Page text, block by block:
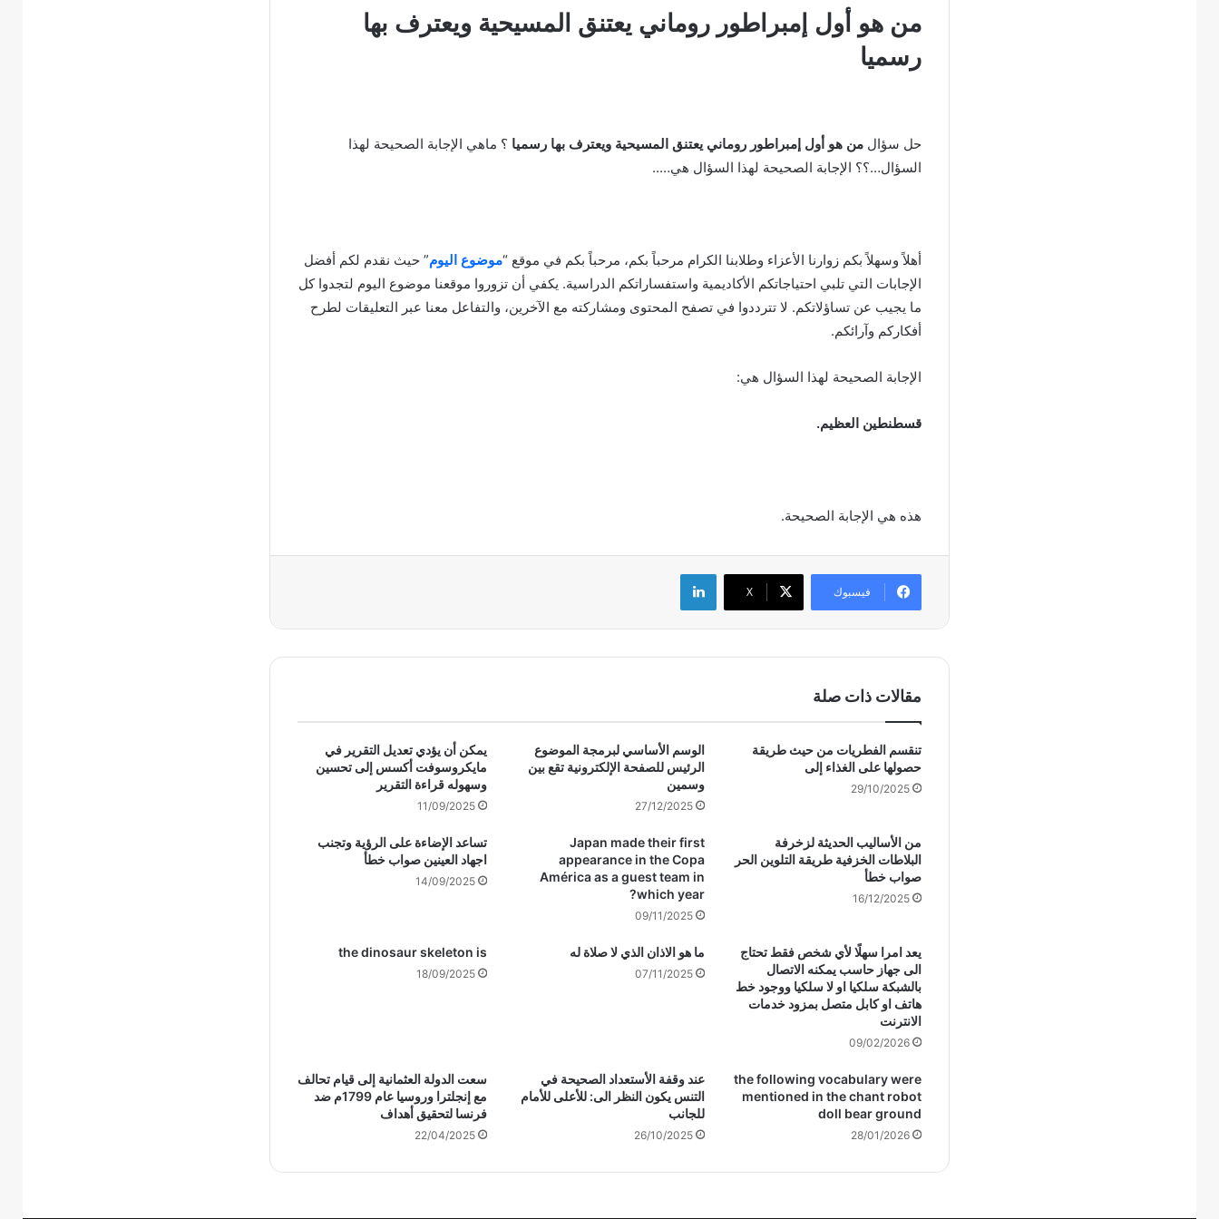
من هو أول إمبراطور روماني يعتنق المسيحية ويعترف بها
رسميا
حل سؤال من هو أول إمبراطور روماني يعتنق المسيحية ويعترف بها رسميا ؟ ماهي الإجابة الصحيحة لهذا
السؤال…؟؟ الإجابة الصحيحة لهذا السؤال هي…..
أهلاً وسهلاً بكم زوارنا الأعزاء وطلابنا الكرام مرحباً بكم، مرحباً بكم في موقع “موضوع اليوم” حيث نقدم لكم أفضل
الإجابات التي تلبي احتياجاتكم الأكاديمية واستفساراتكم الدراسية. يكفي أن تزوروا موقعنا موضوع اليوم لتجدوا كل
ما يجيب عن تساؤلاتكم. لا تترددوا في تصفح المحتوى ومشاركته مع الآخرين، والتفاعل معنا عبر التعليقات لطرح
أفكاركم وآرائكم.
الإجابة الصحيحة لهذا السؤال هي:
قسطنطين العظيم.
هذه هي الإجابة الصحيحة.
فيسبوك ‫X
لينكدإن
مقالات ذات صلة
تنقسم الفطريات من حيث طريقة
حصولها على الغذاء إلى
29/10/2025
الوسم الأساسي لبرمجة الموضوع
الرئيس للصفحة الإلكترونية تقع بين
وسمين
27/12/2025
يمكن أن يؤدي تعديل التقرير في
مايكروسوفت أكسس إلى تحسين
وسهوله قراءة التقرير
11/09/2025
من الأساليب الحديثة لزخرفة
البلاطات الخزفية طريقة التلوين الحر
صواب خطأ
16/12/2025
Japan made their first
appearance in the Copa
América as a guest team in
which year?
09/11/2025
تساعد الإضاءة على الرؤية وتجنب
اجهاد العينين صواب خطأ
14/09/2025
يعد امرا سهلًا لأي شخص فقط تحتاج
الى جهاز حاسب يمكنه الاتصال
بالشبكة سلكيا او لا سلكيا ووجود خط
هاتف او كابل متصل بمزود خدمات
الانترنت
09/02/2026
ما هو الاذان الذي لا صلاة له
07/11/2025
the dinosaur skeleton is
18/09/2025
the following vocabulary were
mentioned in the chant robot
doll bear ground
28/01/2026
عند وقفة الأستعداد الصحيحة في
التنس يكون النظر الى: للأعلى للأمام
للجانب
26/10/2025
سعت الدولة العثمانية إلى قيام تحالف
مع إنجلترا وروسيا عام 1799م ضد
فرنسا لتحقيق أهداف
22/04/2025